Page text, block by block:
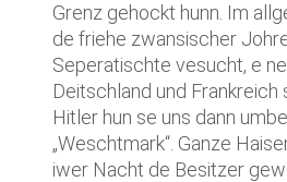
Grenz gehockt hunn. Im
de friehe zwansischer
Seperatischte vesucht, e
Deitschland und Frankreich
Hitler hun se uns dann
„Weschtmark“. Ganze
iwer Nacht de Besitzer